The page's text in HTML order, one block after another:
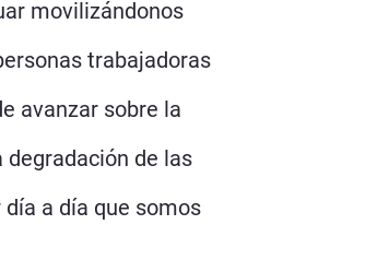
movilizándonos
trabajadoras
avanzar sobre la
degradación de las
a día que somos